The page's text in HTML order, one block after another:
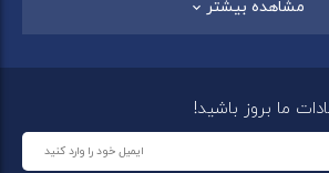
قزوین (شهر قزوین)
خود بهترین برند ها و بافته های ایران
مشاهده بیشتر
ما بروز باشید!